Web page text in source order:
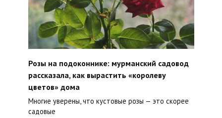
Розы на подоконнике: мурманский садовод
рассказала, как вырастить «королеву
цветов» дома
Многие уверены, что кустовые розы — это скорее
садовые